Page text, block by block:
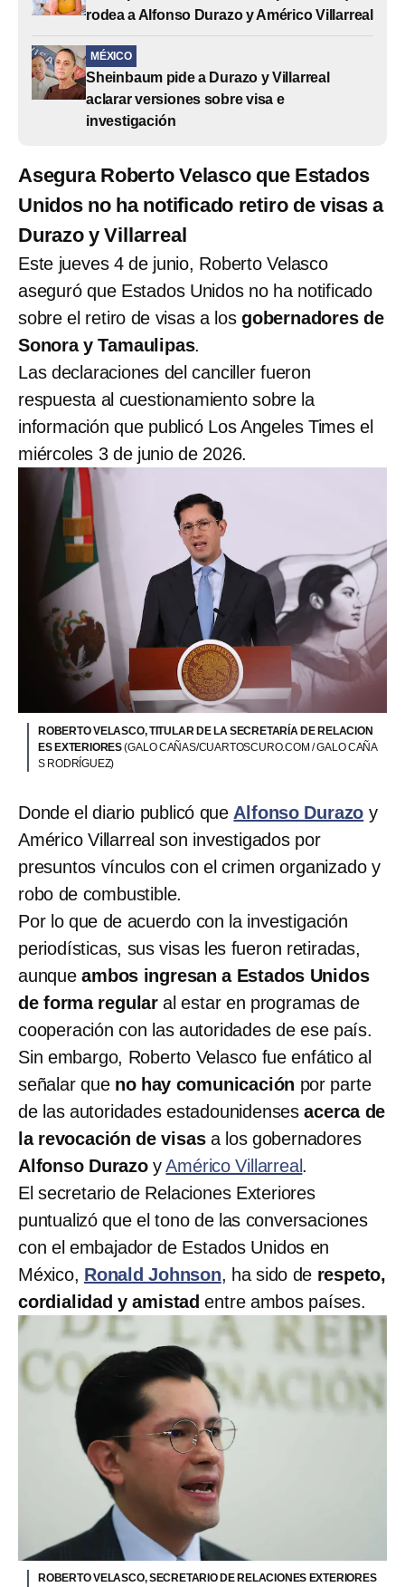
rodea a Alfonso Durazo y Américo Villarreal
MÉXICO
Sheinbaum pide a Durazo y Villarreal
aclarar versiones sobre visa e
investigación
Asegura Roberto Velasco que Estados
Unidos no ha notificado retiro de visas a
Durazo y Villarreal
Este jueves 4 de junio, Roberto Velasco
aseguró que Estados Unidos no ha notificado
sobre el retiro de visas a losgobernadores de
Sonora y Tamaulipas.
Las declaraciones del canciller fueron
respuesta al cuestionamiento sobre la
información que publicó Los Angeles Times el
miércoles 3 de junio de 2026.
ROBERTO VELASCO, TITULAR DE LA SECRETARÍA DE RELACION
ES EXTERIORES(GALO CAÑAS/CUARTOSCURO.COM / GALO CAÑA
S RODRÍGUEZ)
Donde el diario publicó que Alfonso Durazo y
Américo Villarreal son investigados por
presuntos vínculos con el crimen organizado y
robo de combustible.
Por lo que de acuerdo con la investigación
periodísticas, sus visas les fueron retiradas,
aunqueambos ingresan a Estados Unidos
de forma regularal estar en programas de
cooperación con las autoridades de ese país.
Sin embargo, Roberto Velasco fue enfático al
señalar que no hay comunicación por parte
de las autoridades estadounidensesacerca de
la revocación de visasa los gobernadores
Alfonso DurazoyAmérico Villarreal.
El secretario de Relaciones Exteriores
puntualizó que el tono de las conversaciones
con el embajador de Estados Unidos en
México, Ronald Johnson, ha sido de respeto,
cordialidad y amistadentre ambos países.
ROBERTO VELASCO, SECRETARIO DE RELACIONES EXTERIORES